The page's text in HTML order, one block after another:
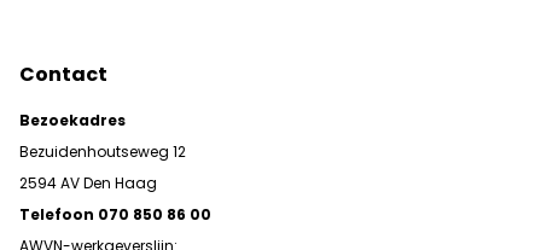
Contact
Bezoekadres
Bezuidenhoutseweg 12
2594 AV Den Haag
Telefoon 070 850 86 00
AWVN-werkgeverslijn: